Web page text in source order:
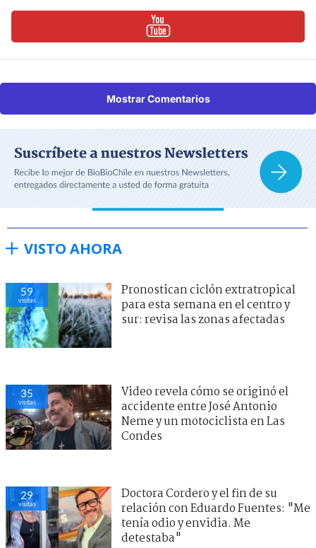
Mostrar Comentarios
VISTO AHORA
59
visitas
Pronostican ciclón extratropical
para esta semana en el centro y
sur: revisa las zonas afectadas
35
visitas
Video revela cómo se originó el
accidente entre José Antonio
Neme y un motociclista en Las
Condes
29
visitas
Doctora Cordero y el fin de su
relación con Eduardo Fuentes: "Me
tenía odio y envidia. Me
detestaba"